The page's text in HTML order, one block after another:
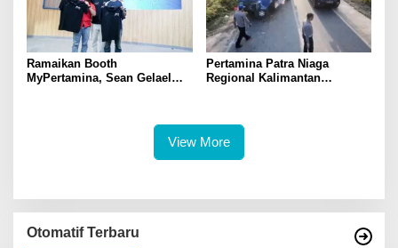
Ramaikan Booth
MyPertamina, Sean Gelael
Pertamina Patra Niaga
Regional Kalimantan
Terdaftar sebagai Armada
Operasional
View More
Otomatif Terbaru